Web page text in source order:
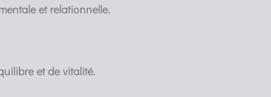
et relationnelle.
et de vitalité.